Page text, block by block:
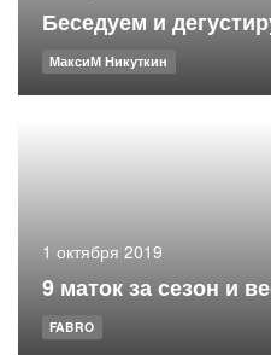
Беседуем и
МаксиМ Никуткин
1 октября 2019
9 маток за сезон и
FABRO